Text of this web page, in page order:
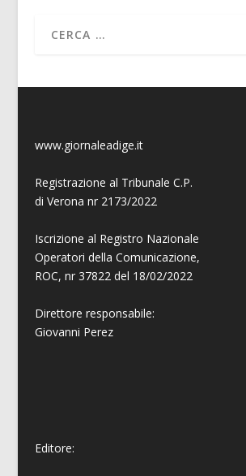
www.giornaleadige.it
Registrazione al Tribunale C.P.
di Verona nr 2173/2022
Iscrizione al Registro Nazionale
Operatori della Comunicazione,
ROC, nr 37822 del 18/02/2022
Direttore responsabile:
Giovanni Perez
Editore: